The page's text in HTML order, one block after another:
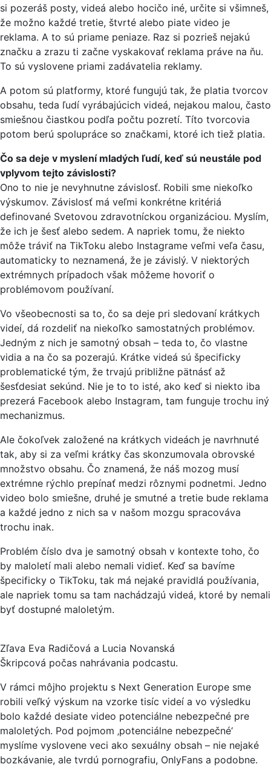
si pozeráš posty, videá alebo hocičo iné, určite si všimneš,
že možno každé tretie, štvrté alebo piate video je
reklama. A to sú priame peniaze. Raz si pozrieš nejakú
značku a zrazu ti začne vyskakovať reklama práve na ňu.
To sú vyslovene priami zadávatelia reklamy.
A potom sú platformy, ktoré fungujú tak, že platia tvorcov
obsahu, teda ľudí vyrábajúcich videá, nejakou malou, často
smiešnou čiastkou podľa počtu pozretí. Títo tvorcovia
potom berú spolupráce so značkami, ktoré ich tiež platia.
Čo sa deje v myslení mladých ľudí, keď sú neustále pod
vplyvom tejto závislosti?
Ono to nie je nevyhnutne závislosť. Robili sme niekoľko
výskumov. Závislosť má veľmi konkrétne kritériá
definované Svetovou zdravotníckou organizáciou. Myslím,
že ich je šesť alebo sedem. A napriek tomu, že niekto
môže tráviť na TikToku alebo Instagrame veľmi veľa času,
automaticky to neznamená, že je závislý. V niektorých
extrémnych prípadoch však môžeme hovoriť o
problémovom používaní.
Vo všeobecnosti sa to, čo sa deje pri sledovaní krátkych
videí, dá rozdeliť na niekoľko samostatných problémov.
Jedným z nich je samotný obsah – teda to, čo vlastne
vidia a na čo sa pozerajú. Krátke videá sú špecificky
problematické tým, že trvajú približne pätnásť až
šesťdesiat sekúnd. Nie je to to isté, ako keď si niekto iba
prezerá Facebook alebo Instagram, tam funguje trochu iný
mechanizmus.
Ale čokoľvek založené na krátkych videách je navrhnuté
tak, aby si za veľmi krátky čas skonzumovala obrovské
množstvo obsahu. Čo znamená, že náš mozog musí
extrémne rýchlo prepínať medzi rôznymi podnetmi. Jedno
video bolo smiešne, druhé je smutné a tretie bude reklama
a každé jedno z nich sa v našom mozgu spracováva
trochu inak.
Problém číslo dva je samotný obsah v kontexte toho, čo
by maloletí mali alebo nemali vidieť. Keď sa bavíme
špecificky o TikToku, tak má nejaké pravidlá používania,
ale napriek tomu sa tam nachádzajú videá, ktoré by nemali
byť dostupné maloletým.
Zľava Eva Radičová a Lucia Novanská
Škripcová počas nahrávania podcastu.
V rámci môjho projektu s Next Generation Europe sme
robili veľký výskum na vzorke tisíc videí a vo výsledku
bolo každé desiate video potenciálne nebezpečné pre
maloletých. Pod pojmom ‚potenciálne nebezpečné‘
myslíme vyslovene veci ako sexuálny obsah – nie nejaké
bozkávanie, ale tvrdú pornografiu, OnlyFans a podobne.